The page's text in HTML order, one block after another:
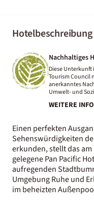
Nachhaltiges
Diese Unterkunft
Tourism Council
anerkanntes
Umwelt- und
WEITERE
Einen perfekten
Sehenswürdigkeiten
erkunden, stellt das
gelegene Pan Pacific
aufregenden
Umgebung Ruhe und
im beheizten